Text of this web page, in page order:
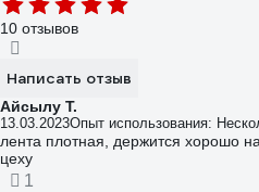
10 отзывов
Написать отзыв
Айсылу Т.
13.03.2023Опыт использования:
лента плотная, держится хорошо
цеху
1